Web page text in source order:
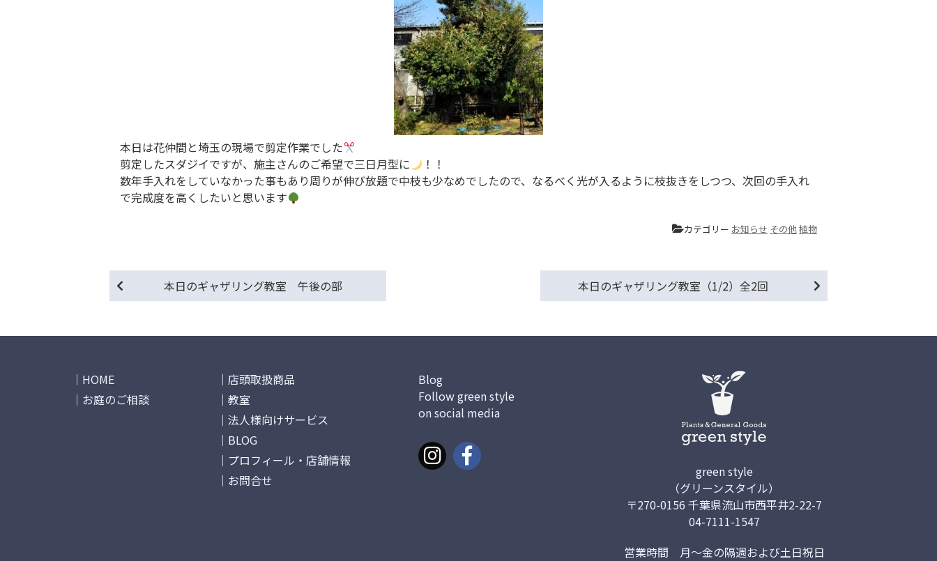
本日は花仲間と埼玉の現場で剪定作業でした
剪定したスダジイですが、施主さんのご希望で三日月型に
！！
数年手入れをしていなかった事もあり周りが伸び放題で中枝も少なめでしたので、なるべく光が入るように枝抜きをしつつ、次回の手入れ
で完成度を高くしたいと思います
カテゴリー お知らせ その他植物
本日のギャザリング教室 午後の部 本日のギャザリング教室（1/2）全2回
HOME
お庭のご相談
店頭取扱商品
教室
法人様向けサービス
BLOG
プロフィール・店舗情報
お問合せ
Blog
Follow green style
on social media
green style
（グリーンスタイル）
〒270-0156 千葉県流山市西平井2-22-7
04-7111-1547
営業時間 月～金の隔週および土日祝日